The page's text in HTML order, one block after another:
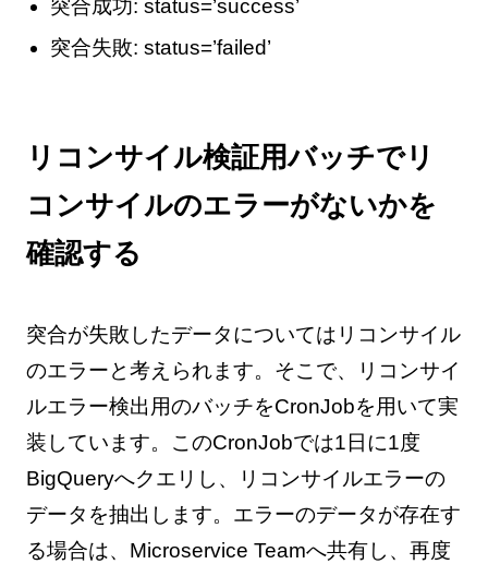
突合成功: status=’success’
突合失敗: status=’failed’
リコンサイル検証用バッチでリ
コンサイルのエラーがないかを
確認する
突合が失敗したデータについてはリコンサイル
のエラーと考えられます。そこで、リコンサイ
ルエラー検出用のバッチをCronJobを用いて実
装しています。このCronJobでは1日に1度
BigQueryへクエリし、リコンサイルエラーの
データを抽出します。エラーのデータが存在す
る場合は、Microservice Teamへ共有し、再度